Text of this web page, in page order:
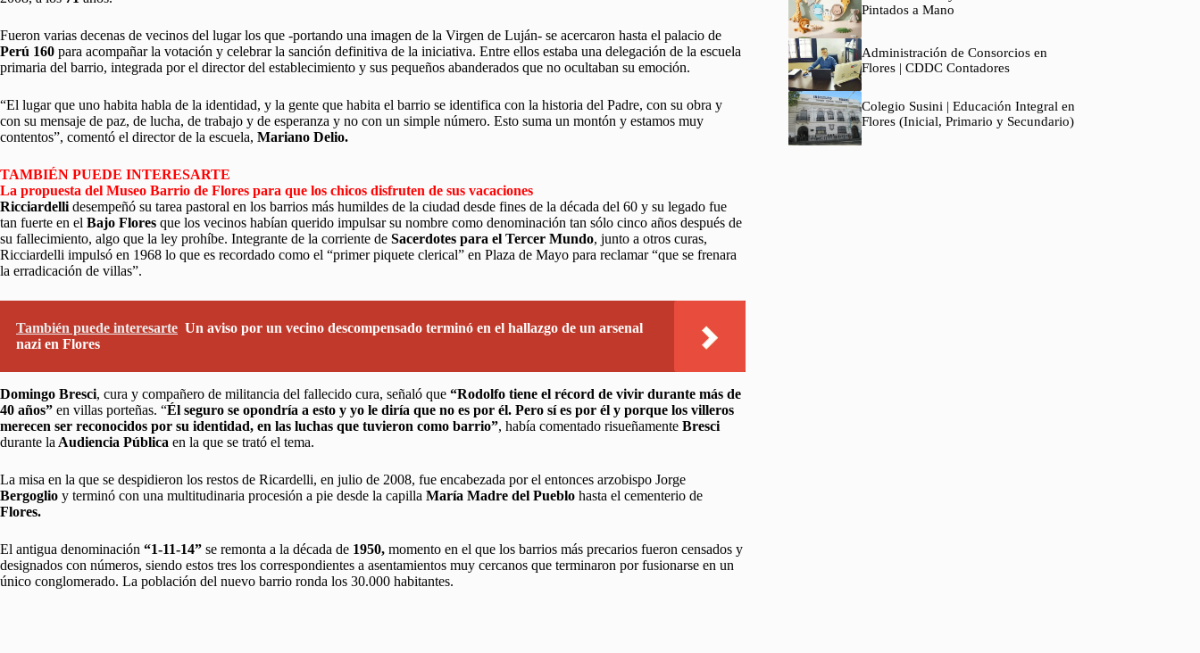
Fueron varias decenas de vecinos del lugar los que -portando una imagen de la Virgen de Luján- se acercaron hasta el palacio de
Perú 160 para acompañar la votación y celebrar la sanción definitiva de la iniciativa. Entre ellos estaba una delegación de la escuela
primaria del barrio, integrada por el director del establecimiento y sus pequeños abanderados que no ocultaban su emoción.
“El lugar que uno habita habla de la identidad, y la gente que habita el barrio se identifica con la historia del Padre, con su obra y
con su mensaje de paz, de lucha, de trabajo y de esperanza y no con un simple número. Esto suma un montón y estamos muy
contentos”, comentó el director de la escuela, Mariano Delio.
TAMBIÉN PUEDE INTERESARTE
La propuesta del Museo Barrio de Flores para que los chicos disfruten de sus vacaciones
Ricciardelli desempeñó su tarea pastoral en los barrios más humildes de la ciudad desde fines de la década del 60 y su legado fue
tan fuerte en el Bajo Flores que los vecinos habían querido impulsar su nombre como denominación tan sólo cinco años después de
su fallecimiento, algo que la ley prohíbe. Integrante de la corriente de Sacerdotes para el Tercer Mundo, junto a otros curas,
Ricciardelli impulsó en 1968 lo que es recordado como el “primer piquete clerical” en Plaza de Mayo para reclamar “que se frenara
la erradicación de villas”.
También puede interesarte Un aviso por un vecino descompensado terminó en el hallazgo de un arsenal
nazi en Flores
Domingo Bresci, cura y compañero de militancia del fallecido cura, señaló que “Rodolfo tiene el récord de vivir durante más de
40 años” en villas porteñas. “Él seguro se opondría a esto y yo le diría que no es por él. Pero sí es por él y porque los villeros
merecen ser reconocidos por su identidad, en las luchas que tuvieron como barrio”, había comentado risueñamente Bresci
durante la Audiencia Pública en la que se trató el tema.
La misa en la que se despidieron los restos de Ricardelli, en julio de 2008, fue encabezada por el entonces arzobispo Jorge
Bergoglio y terminó con una multitudinaria procesión a pie desde la capilla María Madre del Pueblo hasta el cementerio de
Flores.
El antigua denominación “1-11-14” se remonta a la década de 1950, momento en el que los barrios más precarios fueron censados y
designados con números, siendo estos tres los correspondientes a asentamientos muy cercanos que terminaron por fusionarse en un
único conglomerado. La población del nuevo barrio ronda los 30.000 habitantes.
Pintados a Mano
Administración de Consorcios en
Flores | CDDC Contadores
Colegio Susini | Educación Integral en
Flores (Inicial, Primario y Secundario)